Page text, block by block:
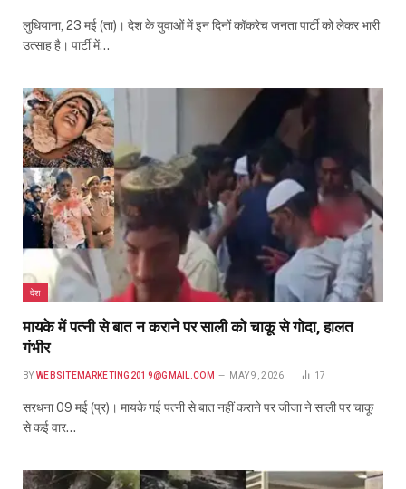
लुधियाना, 23 मई (ता)। देश के युवाओं में इन दिनों कॉकरेच जनता पार्टी को लेकर भारी
उत्साह है। पार्टी में…
देश
मायके में पत्नी से बात न कराने पर साली को चाकू से गोदा, हालत
गंभीर
BY WEBSITEMARKETING2019@GMAIL.COM MAY 9, 2026 17
सरधना 09 मई (प्र)। मायके गई पत्नी से बात नहीं कराने पर जीजा ने साली पर चाकू
से कई वार…